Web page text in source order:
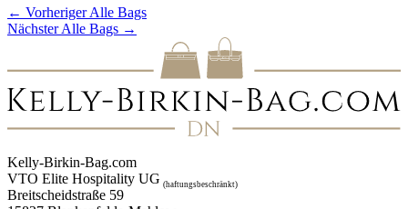
← Vorheriger Alle Bags
Nächster Alle Bags →
Kelly-Birkin-Bag.com
VTO Elite Hospitality UG (haftungsbeschränkt)
Breitscheidstraße 59